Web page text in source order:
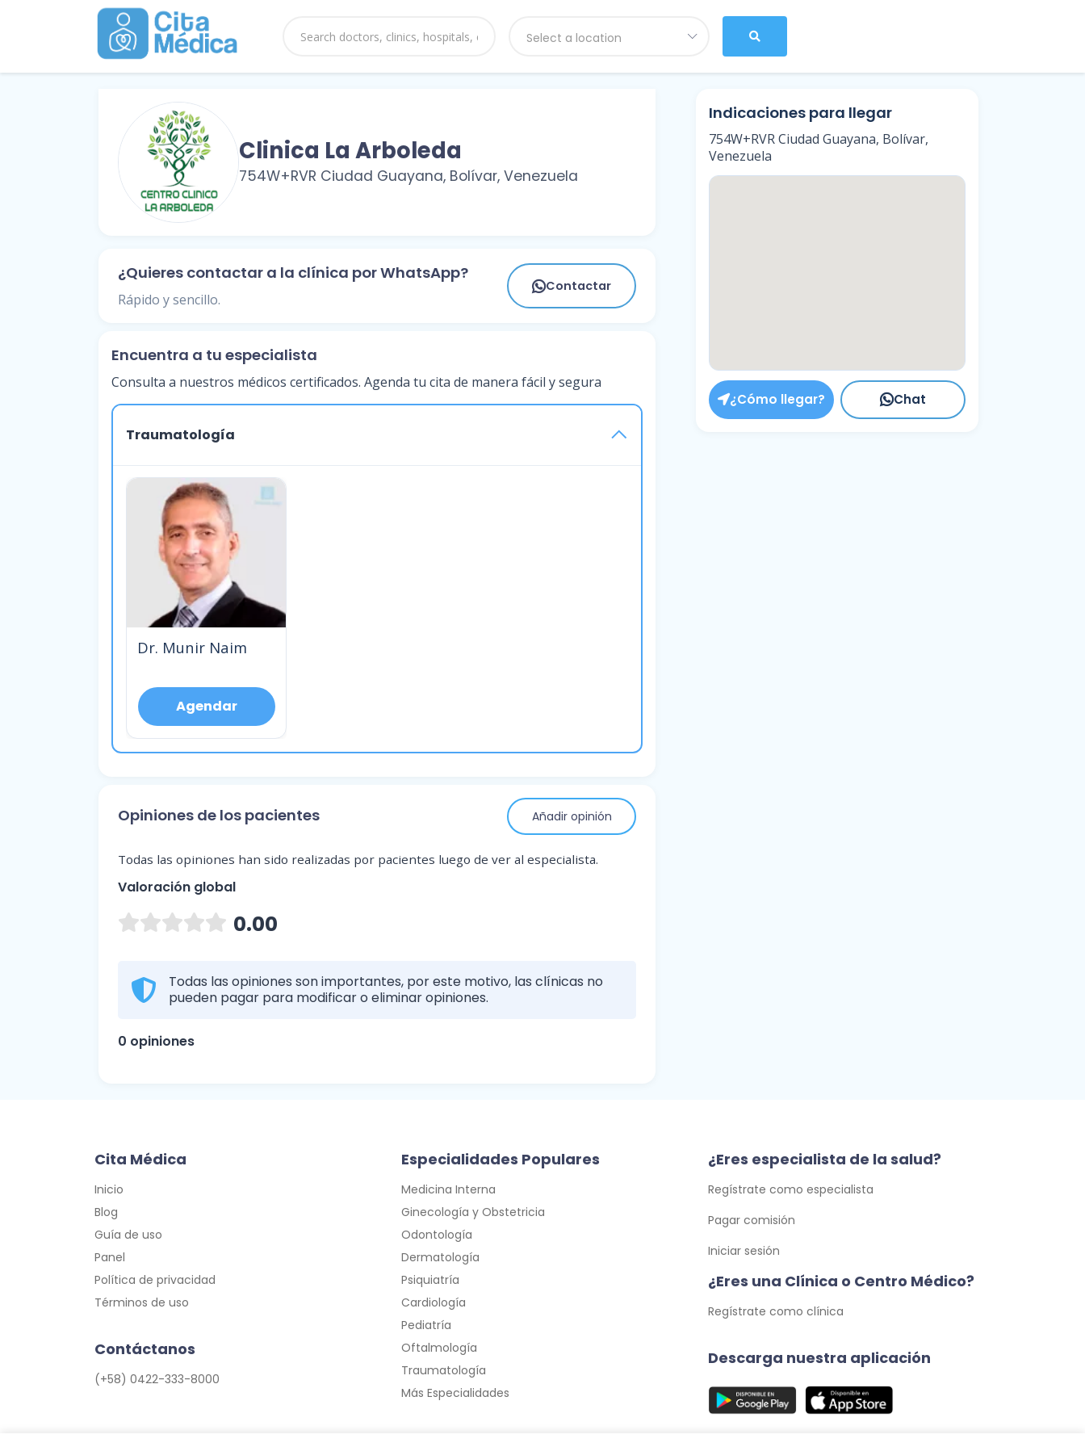
Select a location
Clinica La Arboleda
754W+RVR Ciudad Guayana, Bolívar, Venezuela
¿Quieres contactar a la clínica por WhatsApp?
Rápido y sencillo.
Contactar
Encuentra a tu especialista
Consulta a nuestros médicos certificados. Agenda tu cita de manera fácil y segura
Traumatología
Dr. Munir Naim
Agendar
Opiniones de los pacientes Añadir opinión
Todas las opiniones han sido realizadas por pacientes luego de ver al especialista.
Valoración global
0.00
Todas las opiniones son importantes, por este motivo, las clínicas no
pueden pagar para modificar o eliminar opiniones.
0 opiniones
Indicaciones para llegar
754W+RVR Ciudad Guayana, Bolívar,
Venezuela
¿Cómo llegar? Chat
Cita Médica
Inicio
Blog
Guía de uso
Panel
Política de privacidad
Términos de uso
Contáctanos
(+58) 0422-333-8000
Especialidades Populares
Medicina Interna
Ginecología y Obstetricia
Odontología
Dermatología
Psiquiatría
Cardiología
Pediatría
Oftalmología
Traumatología
Más Especialidades
¿Eres especialista de la salud?
Regístrate como especialista
Pagar comisión
Iniciar sesión
¿Eres una Clínica o Centro Médico?
Regístrate como clínica
Descarga nuestra aplicación